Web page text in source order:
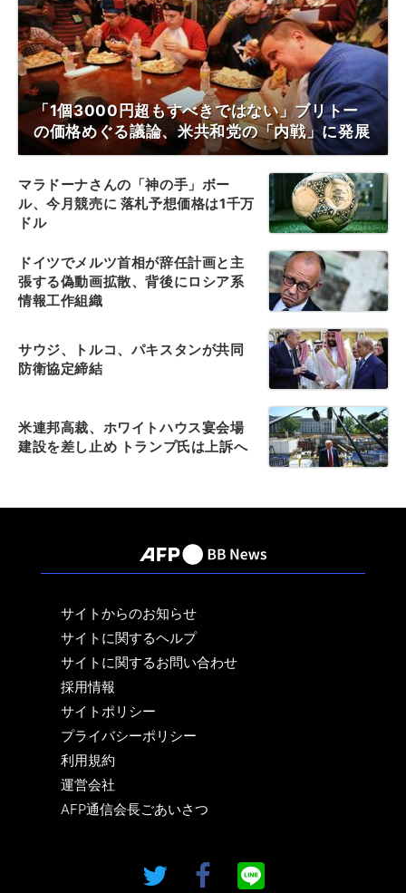
「1個3000円超もすべきではない」ブリトー
の価格めぐる議論、米共和党の「内戦」に発展
マラドーナさんの「神の手」ボー
ル、今月競売に 落札予想価格は1千万
ドル
ドイツでメルツ首相が辞任計画と主
張する偽動画拡散、背後にロシア系
情報工作組織
サウジ、トルコ、パキスタンが共同
防衛協定締結
米連邦高裁、ホワイトハウス宴会場
建設を差し止め トランプ氏は上訴へ
サイトからのお知らせ
サイトに関するヘルプ
サイトに関するお問い合わせ
採用情報
サイトポリシー
プライバシーポリシー
利用規約
運営会社
AFP通信会長ごあいさつ